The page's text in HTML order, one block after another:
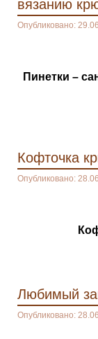
вязанию
Опубликовано:
Пинетки –
Кофточка
Опубликовано:
Любимый
Опубликовано: